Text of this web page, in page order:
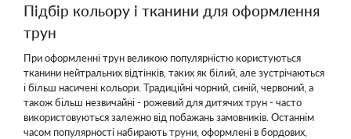
Підбір кольору і тканини для оформлення
трун
При оформленні трун великою популярністю користуються
тканини нейтральних відтінків, таких як білий, але зустрічаються
і більш насичені кольори. Традиційні чорний, синій, червоний, а
також більш незвичайні - рожевий для дитячих трун - часто
використовуються залежно від побажань замовників. Останнім
часом популярності набирають труни, оформлені в бордових,